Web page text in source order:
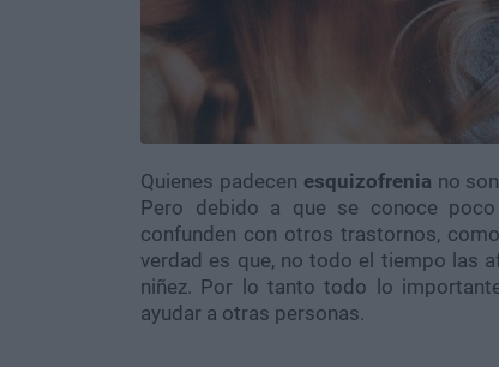
Quienes padecen esquizofrenia no
Pero debido a que se conoce
confunden con otros trastornos,
verdad es que, no todo el tiempo las
niñez. Por lo tanto todo lo
ayudar a otras personas.